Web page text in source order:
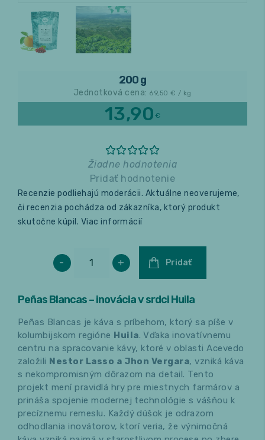
Relax a wellness
Fitness
200 g
Jednotková cena: 69,50 € / kg
13,90 €
Žiadne hodnotenia
Pridať hodnotenie
Recenzie podliehajú moderácii. Aktuálne neoverujeme,
či recenzia pochádza od zákazníka, ktorý produkt
skutočne kúpil. Viac informácií
- + Pridať
Peñas Blancas – inovácia v srdci Huila
Peñas Blancas je káva s príbehom, ktorý sa píše v
kolumbijskom regióne Huila. Vďaka inovatívnemu
centru na spracovanie kávy, ktoré v oblasti Acevedo
založili Nestor Lasso a Jhon Vergara, vzniká káva
s nekompromisným dôrazom na detail. Tento
projekt mení pravidlá hry pre miestnych farmárov a
prináša spojenie modernej technológie s vášňou k
precíznemu remeslu. Každý dúšok je odrazom
odhodlania inovátorov, ktorí veria, že výnimočná